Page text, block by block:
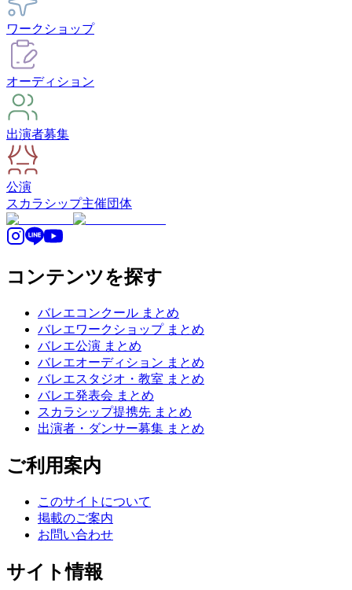
ワークショップ
オーディション
出演者募集
公演
スカラシップ主催団体
コンテンツを探す
バレエコンクール まとめ
バレエワークショップ まとめ
バレエ公演 まとめ
バレエオーディション まとめ
バレエスタジオ・教室 まとめ
バレエ発表会 まとめ
スカラシップ提携先 まとめ
出演者・ダンサー募集 まとめ
ご利用案内
このサイトについて
掲載のご案内
お問い合わせ
サイト情報